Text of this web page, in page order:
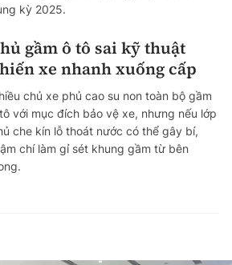
kỳ 2025.
gầm ô tô sai kỹ thuật
xe nhanh xuống cấp
chủ xe phủ cao su non toàn bộ gầm
với mục đích bảo vệ xe, nhưng nếu lớp
che kín lỗ thoát nước có thể gây bí,
chí làm gỉ sét khung gầm từ bên